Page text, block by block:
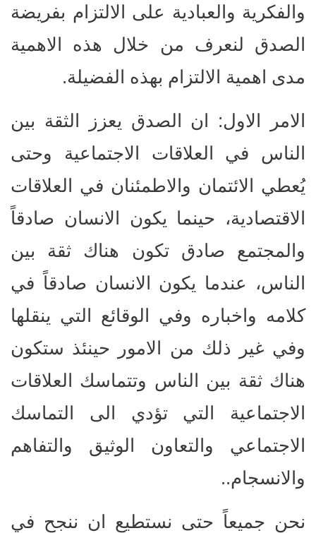
والفكرية والعبادية على الالتزام بفريضة
الصدق لنعرف من خلال هذه الاهمية
مدى اهمية الالتزام بهذه الفضيلة.
الامر الاول: ان الصدق يعزز الثقة بين
الناس في العلاقات الاجتماعية وحتى
يُعطي الائتمان والاطمئنان في العلاقات
الاقتصادية، حينما يكون الانسان صادقاً
والمجتمع صادق تكون هناك ثقة بين
الناس، عندما يكون الانسان صادقاً في
كلامه واخباره وفي الوقائع التي ينقلها
وفي غير ذلك من الامور حينئذ ستكون
هناك ثقة بين الناس وتتماسك العلاقات
الاجتماعية التي تؤدي الى التماسك
الاجتماعي والتعاون الوثيق والتفاهم
والانسجام..
نحن جميعاً حتى نستطيع ان ننجح في